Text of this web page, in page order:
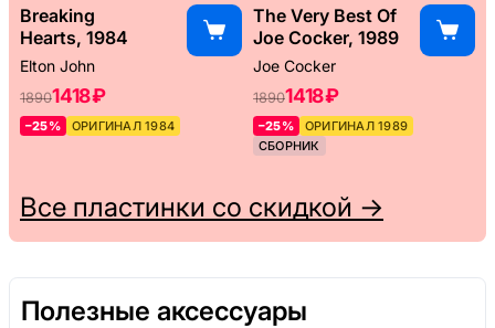
Breaking
Hearts, 1984
Elton John
18901418 ₽
–25% ОРИГИНАЛ 1984
The Very Best Of
Joe Cocker, 1989
Joe Cocker
18901418 ₽
–25%
ОРИГИНАЛ 1989
СБОРНИК
Все пластинки со скидкой →
Полезные аксессуары